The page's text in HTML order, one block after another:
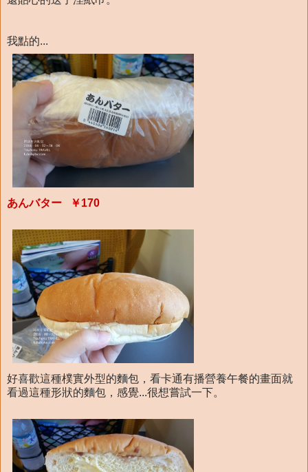
我點的...
あんバター ￥170
好喜歡這種樸實外型的麵包，看卡通有播營養午餐的畫面就
看過這種形狀的麵包，感覺...很想嘗試一下。